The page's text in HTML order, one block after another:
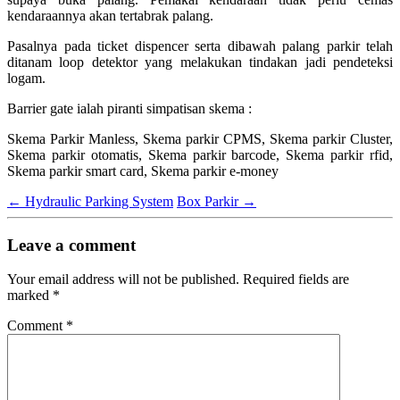
kendaraannya akan tertabrak palang.
Pasalnya pada ticket dispencer serta dibawah palang parkir telah
ditanam loop detektor yang melakukan tindakan jadi pendeteksi
logam.
Barrier gate ialah piranti simpatisan skema :
Skema Parkir Manless, Skema parkir CPMS, Skema parkir Cluster,
Skema parkir otomatis, Skema parkir barcode, Skema parkir rfid,
Skema parkir smart card, Skema parkir e-money
← Hydraulic Parking System Box Parkir →
Leave a comment
Your email address will not be published. Required fields are
marked *
Comment *